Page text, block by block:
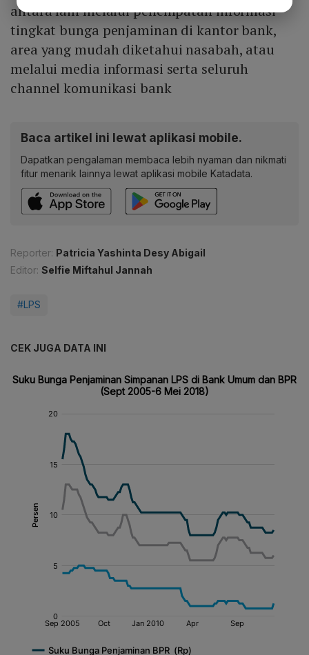
antara lain melalui penempatan informasi
tingkat bunga penjaminan di kantor bank,
area yang mudah diketahui nasabah, atau
melalui media informasi serta seluruh
channel komunikasi bank
Baca artikel ini lewat aplikasi mobile.
Dapatkan pengalaman membaca lebih nyaman dan nikmati
fitur menarik lainnya lewat aplikasi mobile Katadata.
Reporter: Patricia Yashinta Desy Abigail
Editor: Selfie Miftahul Jannah
#LPS
CEK JUGA DATA INI